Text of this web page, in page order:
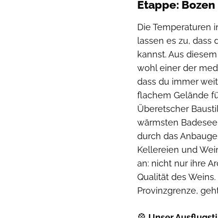
Etappe: Bozen
Die Temperaturen
lassen es zu, dass
kannst. Aus
wohl einer der
dass du immer
flachem Gelände
Überetscher
wärmsten
durch das
Kellereien und
an: nicht nur ihre
Qualität des
Provinzgrenze,